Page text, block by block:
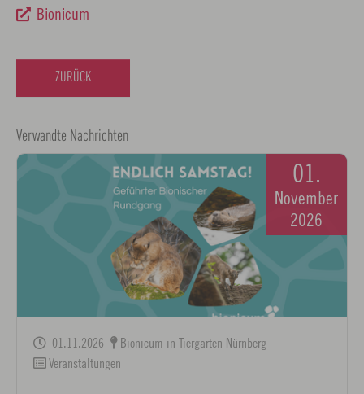
Bionicum
ZURÜCK
Verwandte Nachrichten
01.
November
2026
01.11.2026
Bionicum in Tiergarten Nürnberg
Veranstaltungen